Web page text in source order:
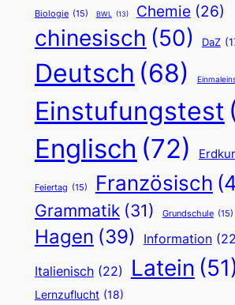
Biologie (15) BWL (13) Chemie (26)
chinesisch (50) DaZ
Deutsch (68)
Einstufungstest
Englisch (72)
Feiertag (15) Französisch
Grammatik (31) Grundschule (15)
Hagen (39) Information
Italienisch (22) Latein
Lernzuflucht (18)